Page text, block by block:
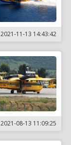
2021-11-13 14:43:42
2021-08-13 11:09:25